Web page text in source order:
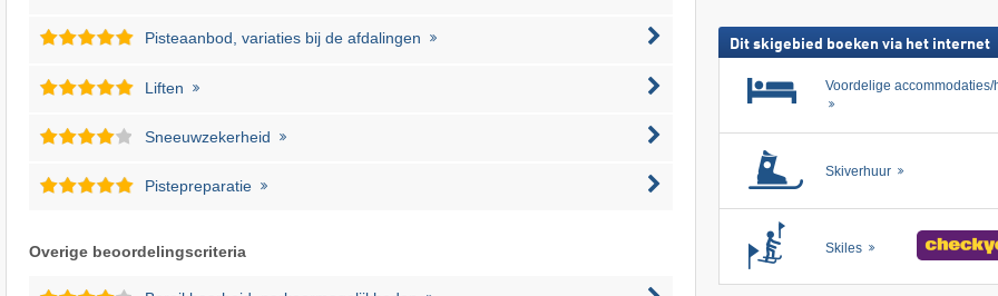
Pisteaanbod, variaties bij de afdalingen
Liften
Sneeuwzekerheid
Pistepreparatie
Overige beoordelingscriteria
Dit skigebied boeken via het internet
Voordelige accommodaties/
Skiverhuur
Skiles